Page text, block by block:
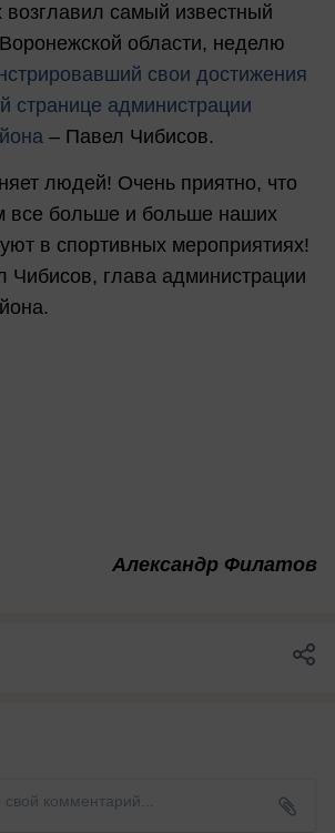
возглавил самый известный
области, неделю
свои достижения
странице администрации
– Павел Чибисов.
людей! Очень приятно, что
все больше и больше наших
в спортивных мероприятиях!
Чибисов, глава администрации
Александр Филатов